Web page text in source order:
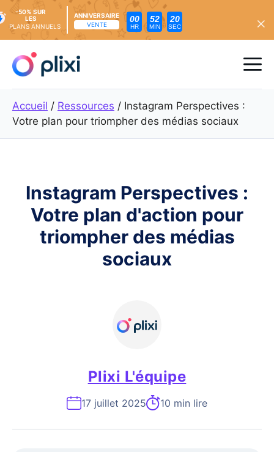
content
-50% SUR
LES
PLANS ANNUELS
ANNIVERSAIRE
VENTE
00
HR
52
MIN
18
SEC
Accueil / Ressources / Instagram Perspectives :
Votre plan pour triompher des médias sociaux
Instagram Perspectives :
Votre plan d'action pour
triompher des médias
sociaux
Plixi L'équipe
17 juillet 2025 10 min lire